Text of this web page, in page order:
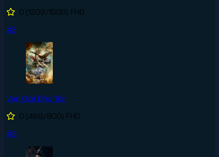
0 (1209/1500) FHD
#2
Vạn Giới Độc Tôn
0 (469/800) FHD
#3